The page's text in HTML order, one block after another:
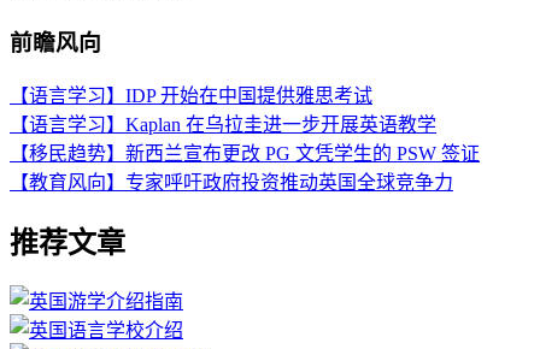
前瞻风向
【语言学习】IDP 开始在中国提供雅思考试
【语言学习】Kaplan 在乌拉圭进一步开展英语教学
【移民趋势】新西兰宣布更改 PG 文凭学生的 PSW 签证
【教育风向】专家呼吁政府投资推动英国全球竞争力
推荐文章